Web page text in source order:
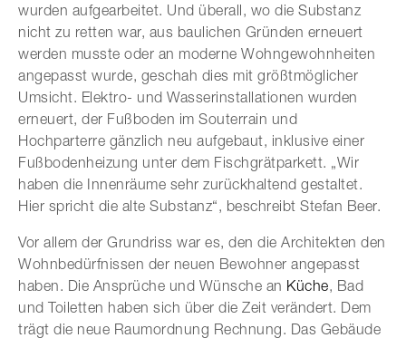
wurden aufgearbeitet. Und überall, wo die Substanz
nicht zu retten war, aus baulichen Gründen erneuert
werden musste oder an moderne Wohngewohnheiten
angepasst wurde, geschah dies mit größtmöglicher
Umsicht. Elektro- und Wasserinstallationen wurden
erneuert, der Fußboden im Souterrain und
Hochparterre gänzlich neu aufgebaut, inklusive einer
Fußbodenheizung unter dem Fischgrätparkett. „Wir
haben die Innenräume sehr zurückhaltend gestaltet.
Hier spricht die alte Substanz“, beschreibt Stefan Beer.
Vor allem der Grundriss war es, den die Architekten den
Wohnbedürfnissen der neuen Bewohner angepasst
haben. Die Ansprüche und Wünsche an Küche, Bad
und Toiletten haben sich über die Zeit verändert. Dem
trägt die neue Raumordnung Rechnung. Das Gebäude